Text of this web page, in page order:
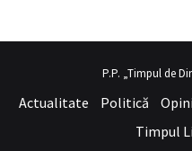
tecrübesinin ve üstsex izle
P.P. „Timpul de
Actualitate Politică
Timpul